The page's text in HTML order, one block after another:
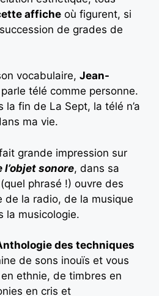
affiche où figurent, si
de grades de
vocabulaire, Jean-
parle télé comme personne.
la fin de La Sept, la télé n’a
ma vie.
grande impression sur
l’objet sonore, dans sa
phrasé !) ouvre des
de la radio, de la musique
la musicologie.
des techniques
de sons inouïs et vous
ethnie, de timbres en
en cris et